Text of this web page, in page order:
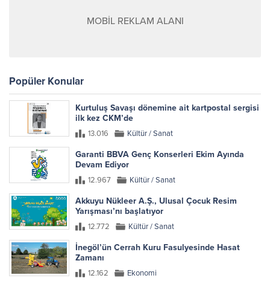
MOBİL REKLAM ALANI
Popüler Konular
Kurtuluş Savaşı dönemine ait kartpostal sergisi
ilk kez CKM’de
13.016 Kültür / Sanat
Garanti BBVA Genç Konserleri Ekim Ayında
Devam Ediyor
12.967 Kültür / Sanat
Akkuyu Nükleer A.Ş., Ulusal Çocuk Resim
Yarışması’nı başlatıyor
12.772 Kültür / Sanat
İnegöl’ün Cerrah Kuru Fasulyesinde Hasat
Zamanı
12.162 Ekonomi